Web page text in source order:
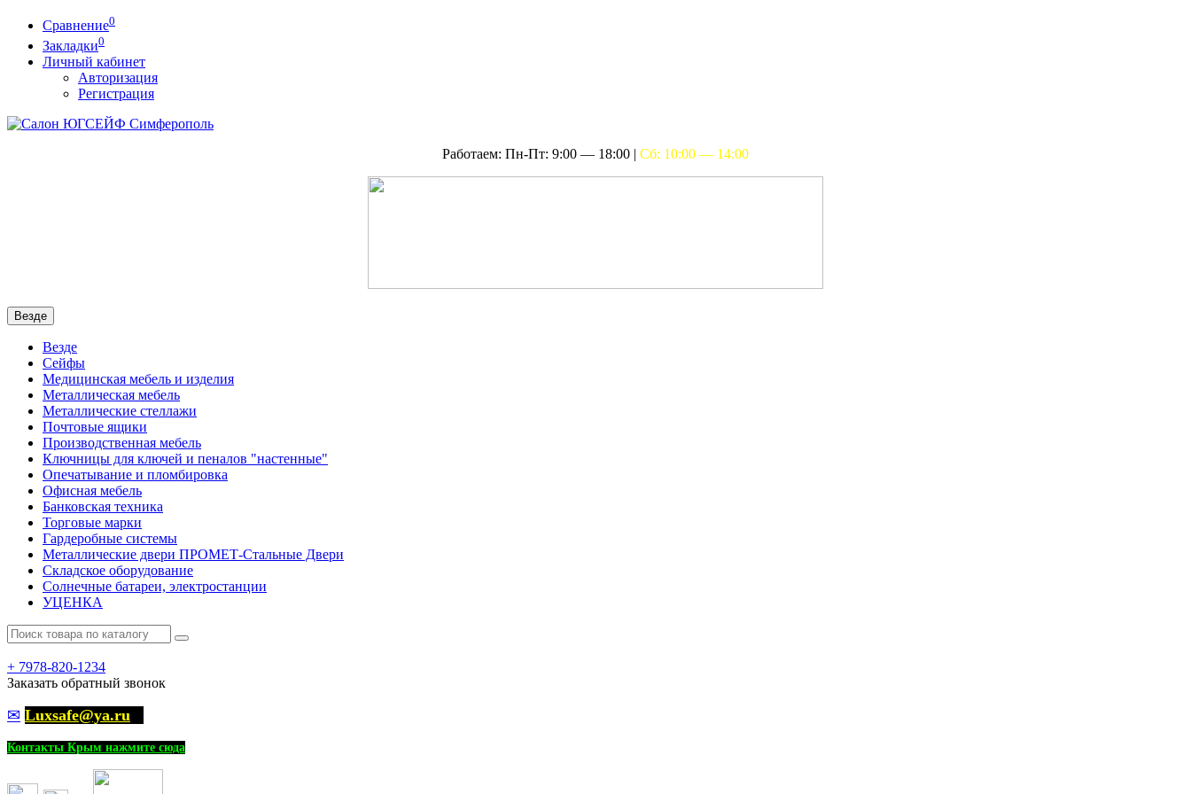
Сравнение0
Закладки0
Личный кабинет
Авторизация
Регистрация
Работаем: Пн-Пт: 9:00 — 18:00 | Сб: 10:00 — 14:00
Везде
Везде
Сейфы
Медицинская мебель и изделия
Металлическая мебель
Металлические стеллажи
Почтовые ящики
Производственная мебель
Ключницы для ключей и пеналов "настенные"
Опечатывание и пломбировка
Офисная мебель
Банковская техника
Торговые марки
Гардеробные системы
Металлические двери ПРОМЕТ-Стальные Двери
Складское оборудование
Солнечные батареи, электростанции
УЦЕНКА
+ 7978-820-1234
Заказать обратный звонок
✉ Luxsafe@ya.ru
Контакты Крым нажмите сюда